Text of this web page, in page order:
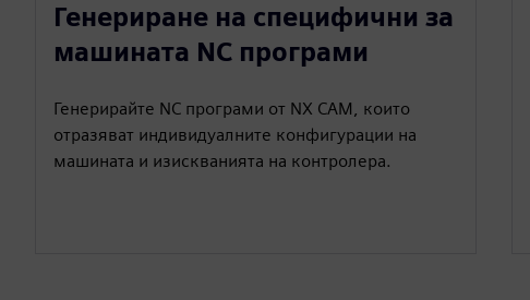
Генериране на специфични за
машината NC програми
Генерирайте NC програми от NX CAM, които
отразяват индивидуалните конфигурации на
машината и изискванията на контролера.